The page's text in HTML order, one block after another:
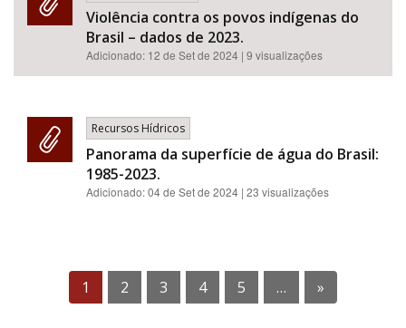
Violência contra os povos indígenas do
Brasil – dados de 2023.
Adicionado: 12 de Set de 2024 | 9 visualizações
Recursos Hídricos
Panorama da superfície de água do Brasil:
1985-2023.
Adicionado:04 de Set de 2024 | 23 visualizações
1 2 3 4 5 … »